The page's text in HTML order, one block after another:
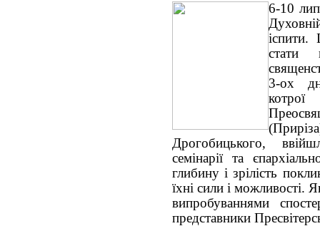
6-10
іспити.
стати
3-ох
Дрогобицького,
семінарії та
глибину і зрілість
їхні сили і можливості.
випробуваннями
представники